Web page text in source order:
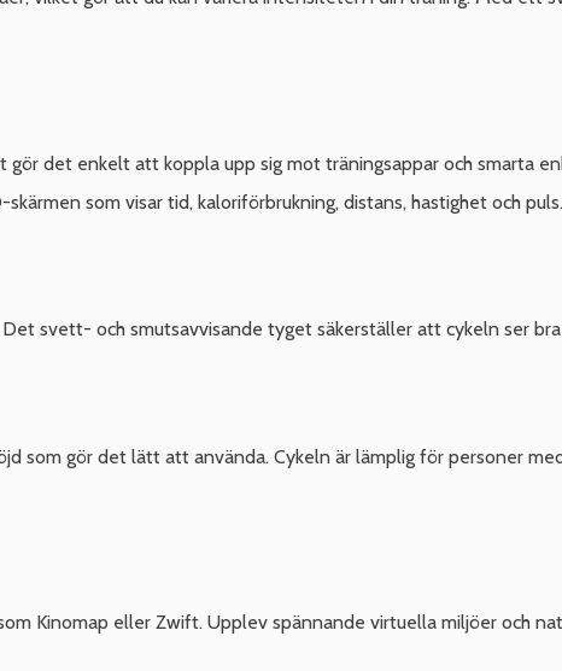
det enkelt att koppla upp sig mot träningsappar och smarta
som visar tid, kaloriförbrukning, distans, hastighet och puls.
svett- och smutsavvisande tyget säkerställer att cykeln ser
som gör det lätt att använda. Cykeln är lämplig för personer
Kinomap eller Zwift. Upplev spännande virtuella miljöer och